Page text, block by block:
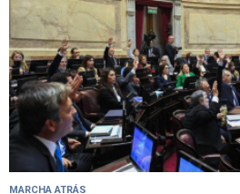
MARCHA ATRÁS